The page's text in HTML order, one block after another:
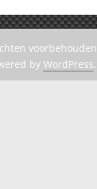
by WordPress.